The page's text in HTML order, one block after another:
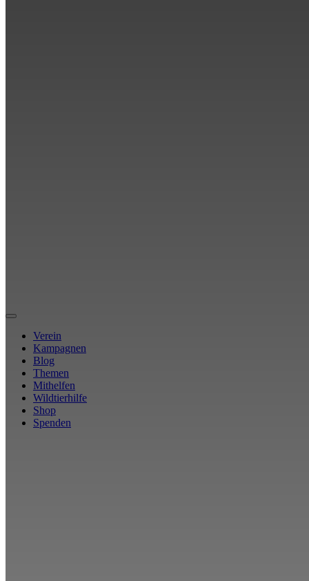
Verein
Kampagnen
Blog
Themen
Mithelfen
Wildtierhilfe
Shop
Spenden